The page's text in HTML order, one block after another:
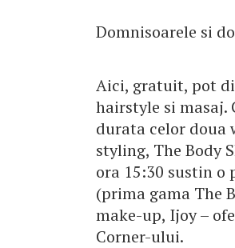
Domnisoarele si
Aici, gratuit, pot
hairstyle si masaj.
durata celor doua
styling, The Body
ora 15:30 sustin o
(prima gama The
make-up, Ijoy –
Corner-ului.